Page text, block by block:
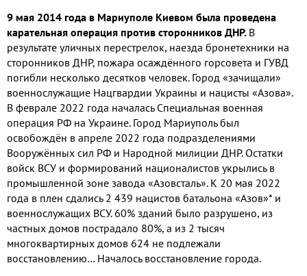
9 мая 2014 года в Мариуполе Киевом была проведена
карательная операция против сторонников ДНР. В
результате уличных перестрелок, наезда бронетехники на
сторонников ДНР, пожара осаждённого горсовета и ГУВД
погибли несколько десятков человек. Город «зачищали»
военнослужащие Нацгвардии Украины и нацисты «Азова».
В феврале 2022 года началась Специальная военная
операция РФ на Украине. Город Мариуполь был
освобождён в апреле 2022 года подразделениями
Вооружённых сил РФ и Народной милиции ДНР. Остатки
войск ВСУ и формирований националистов укрылись в
промышленной зоне завода «Азовсталь». К 20 мая 2022
года в плен сдались 2 439 нацистов батальона «Азов»* и
военнослужащих ВСУ. 60% зданий было разрушено, из
частных домов пострадало 80%, а из 2 тысяч
многоквартирных домов 624 не подлежали
восстановлению… Началось восстановление города.